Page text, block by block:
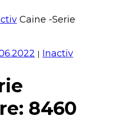
Caine -Serie
| Inactiv
8460